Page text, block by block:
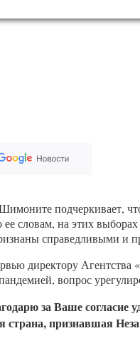
подчеркивает,
словам, на этих
справедливыми и
директору Агентства «
вопрос
за Ваше согласие
признавшая